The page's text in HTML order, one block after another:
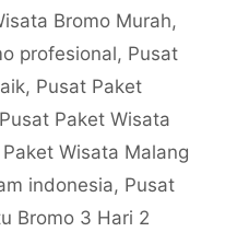
Bromo Murah,
profesional, Pusat
, Pusat Paket
Pusat Paket Wisata
Wisata Malang
indonesia, Pusat
Bromo 3 Hari 2